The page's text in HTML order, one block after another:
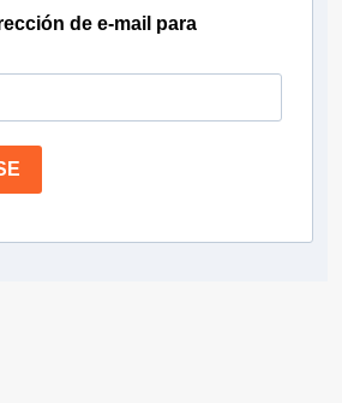
de e-mail para